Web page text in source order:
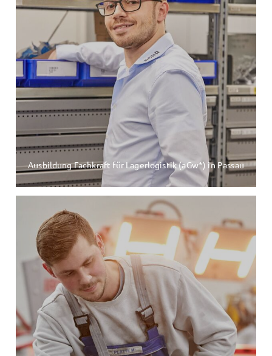
Ausbildung Fachkraft für Lagerlogistik (aGw*) in Passau